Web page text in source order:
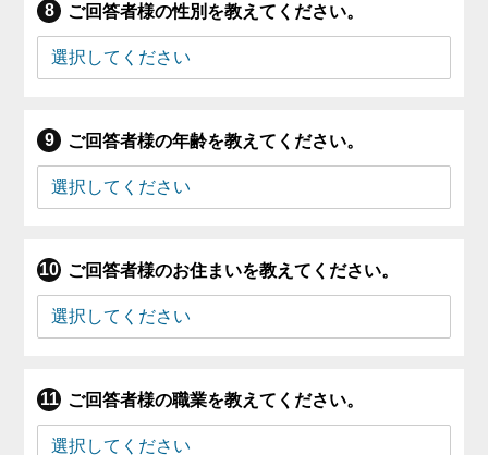
ご回答者様の性別を教えてください。
ご回答者様の年齢を教えてください。
ご回答者様のお住まいを教えてください。
ご回答者様の職業を教えてください。